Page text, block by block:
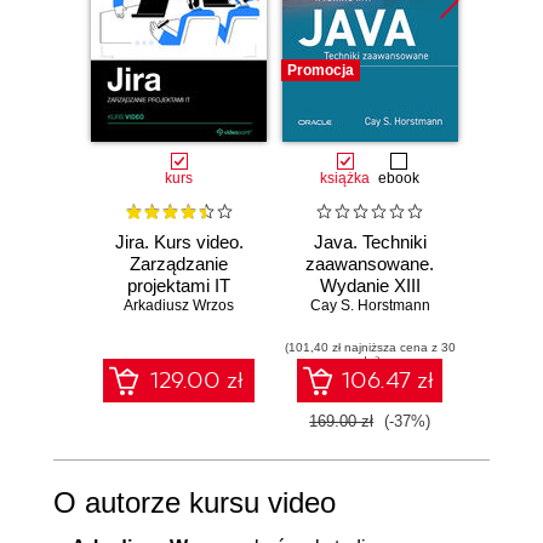
9.1. Domniemane typy - var
00:06:21
9.2. Zmiany w kolekcjach
00:08:38
9.3. Łatwiejsze operacje na
Stringach
00:08:07
9.4. Zakończenie 00:00:22
kurs
Jira. Kurs video.
Zarządzanie
projektami IT
Arkadiusz Wrzos
129.00 zł
Promocja
książka ebook
Java. Techniki
zaawansowane.
Wydanie XIII
Cay S. Horstmann
(101,40 zł najniższa cena z 30
dni)
106.47 zł
169.00 zł (-37%)
O autorze kursu video